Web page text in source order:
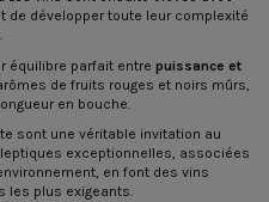
de développer toute leur complexité
équilibre parfait entre puissance et
de fruits rouges et noirs mûrs,
en bouche.
sont une véritable invitation au
exceptionnelles, associées
en font des vins
les plus exigeants.